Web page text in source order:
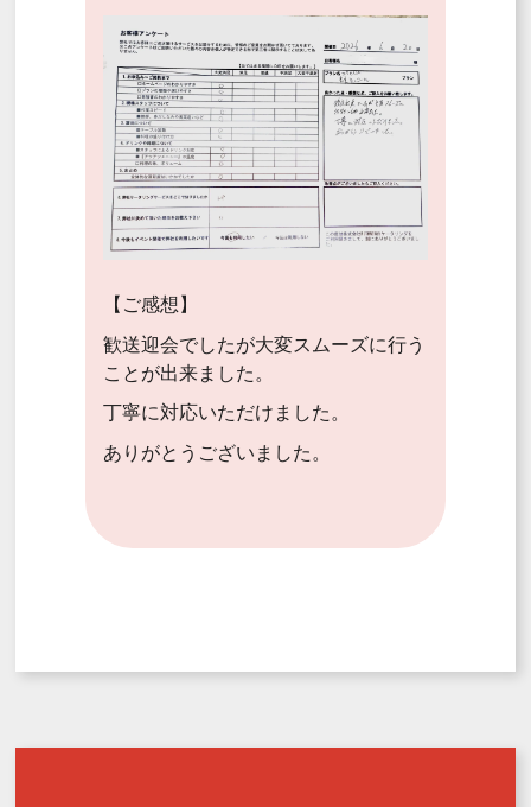
【ご感想】
歓送迎会でしたが大変スムーズに行う
ことが出来ました。
丁寧に対応いただけました。
ありがとうございました。